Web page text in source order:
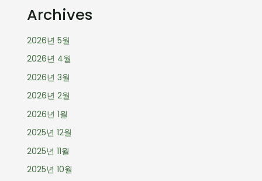
Archives
2026년 5월
2026년 4월
2026년 3월
2026년 2월
2026년 1월
2025년 12월
2025년 11월
2025년 10월